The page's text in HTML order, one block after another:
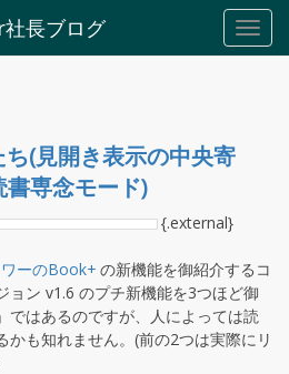
長ブログ
(見開き表示の中央寄
専念モード)
{.external}
ーのBook+ の新機能を御紹介するコ
ョン v1.6 のプチ新機能を3つほど御
ではあるのですが、人によっては読
かも知れません。(前の2つは実際にリ